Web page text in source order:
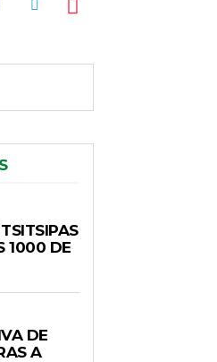
1000 DE
DE
A